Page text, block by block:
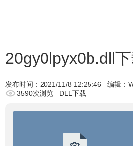
20gy0lpyx0b.dll
发布时间： 2021/11/8 12:25:46 编辑：
3590次浏览
DLL下载